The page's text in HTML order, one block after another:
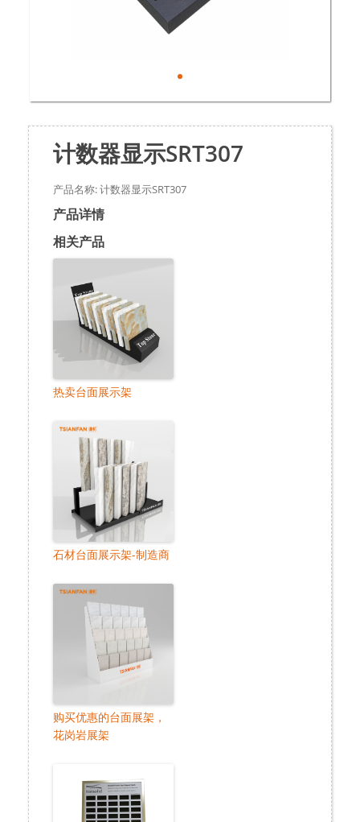
计数器显示SRT307
产品名称: 计数器显示SRT307
产品详情
相关产品
热卖台面展示架
石材台面展示架-制造商
购买优惠的台面展架，
花岗岩展架